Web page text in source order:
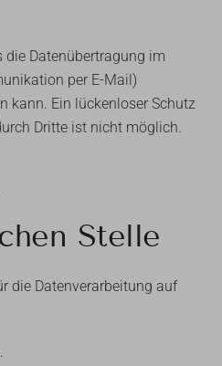
die Datenübertragung im
per E-Mail)
kann. Ein lückenloser Schutz
Dritte ist nicht möglich.
Stelle
die Datenverarbeitung auf